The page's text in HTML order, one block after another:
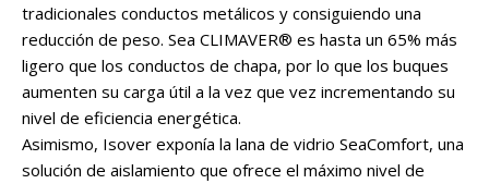
tradicionales conductos metálicos y consiguiendo una
reducción de peso. Sea CLIMAVER® es hasta un 65% más
ligero que los conductos de chapa, por lo que los buques
aumenten su carga útil a la vez que vez incrementando su
nivel de eficiencia energética.
Asimismo, Isover exponía la lana de vidrio SeaComfort, una
solución de aislamiento que ofrece el máximo nivel de